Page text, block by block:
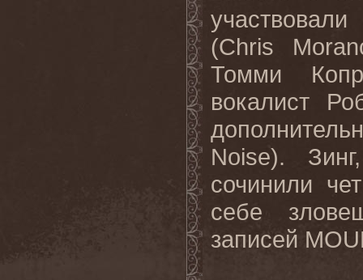
(Chris
Томми
вокалист
Noise).
сочинили
себе
записей